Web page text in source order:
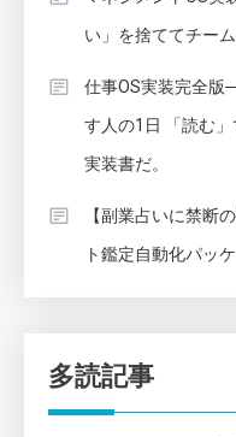
い」を捨ててチー
仕事OS実装完全版
す人の1日 「読む
実装書だ。
【副業占いに禁断
ト鑑定自動化パッ
多読記事